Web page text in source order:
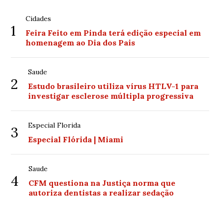
1
Cidades
Feira Feito em Pinda terá edição especial em
homenagem ao Dia dos Pais
2
Saude
Estudo brasileiro utiliza vírus HTLV-1 para
investigar esclerose múltipla progressiva
3 Especial Florida
Especial Flórida | Miami
4
Saude
CFM questiona na Justiça norma que
autoriza dentistas a realizar sedação